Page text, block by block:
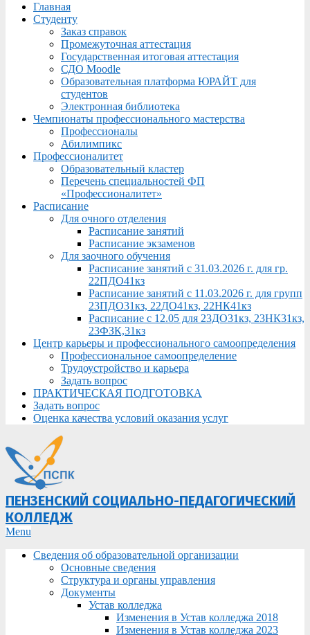
Menu
Главная
Студенту
Заказ справок
Промежуточная аттестация
Государственная итоговая аттестация
СДО Moodle
Образовательная платформа ЮРАЙТ для
студентов
Электронная библиотека
Чемпионаты профессионального мастерства
Профессионалы
Абилимпикс
Профессионалитет
Образовательный кластер
Перечень специальностей ФП
«Профессионалитет»
Расписание
Для очного отделения
Расписание занятий
Расписание экзаменов
Для заочного обучения
Расписание занятий с 31.03.2026 г. для гр.
22ПДО41кз
Расписание занятий с 11.03.2026 г. для групп
23ПДО31кз, 22ДО41кз, 22НК41кз
Расписание с 12.05 для 23ДО31кз, 23НК31кз,
23ФЗК,31кз
Центр карьеры и профессионального самоопределения
Профессиональное самоопределение
Трудоустройство и карьера
Задать вопрос
ПРАКТИЧЕСКАЯ ПОДГОТОВКА
Задать вопрос
Оценка качества условий оказания услуг
ПЕНЗЕНСКИЙ СОЦИАЛЬНО-ПЕДАГОГИЧЕСКИЙ
КОЛЛЕДЖ
Primary
Menu
Menu
Сведения об образовательной организации
Основные сведения
Структура и органы управления
Документы
Устав колледжа
Изменения в Устав колледжа 2018
Изменения в Устав колледжа 2023